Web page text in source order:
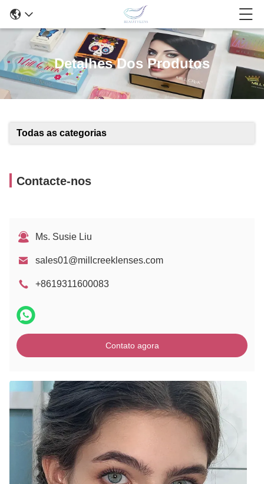
Detalhes Dos Produtos
Todas as categorias
Contacte-nos
Ms. Susie Liu
sales01@millcreeklenses.com
+8619311600083
Contato agora